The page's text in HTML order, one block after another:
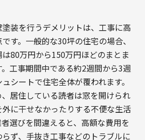
装を行うデメリットは、工事に高
す。一般的な30坪の住宅の場合、
80万円から150万円ほどのまとま
工事期間中である約2週間から3週
シートで住宅全体が覆われます。
居住している読者は窓を開けられ
に干せなかったりする不便な生活
選びを間違えると、高額な費用を
ず、手抜き工事などのトラブルに